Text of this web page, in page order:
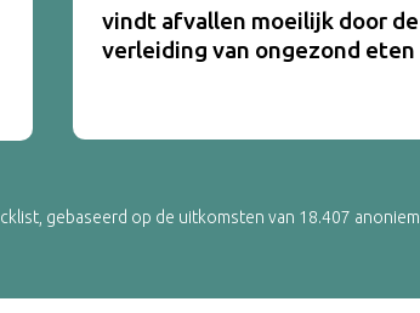
vindt afvallen moeilijk door de
verleiding van ongezond eten
gebaseerd op de uitkomsten van 18.407